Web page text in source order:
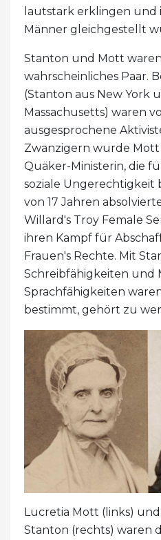
lautstark erklingen und
Männer gleichgestellt
Stanton und Mott
wahrscheinliches Paar.
(Stanton aus New York
Massachusetts) waren
ausgesprochene
Zwanzigern wurde
Quäker-Ministerin, die
soziale Ungerechtigkeit
von 17 Jahren
Willard's Troy Female
ihren Kampf für
Frauen's Rechte. Mit
Schreibfähigkeiten und
Sprachfähigkeiten
bestimmt, gehört zu
Lucretia Mott (links)
Stanton (rechts) waren